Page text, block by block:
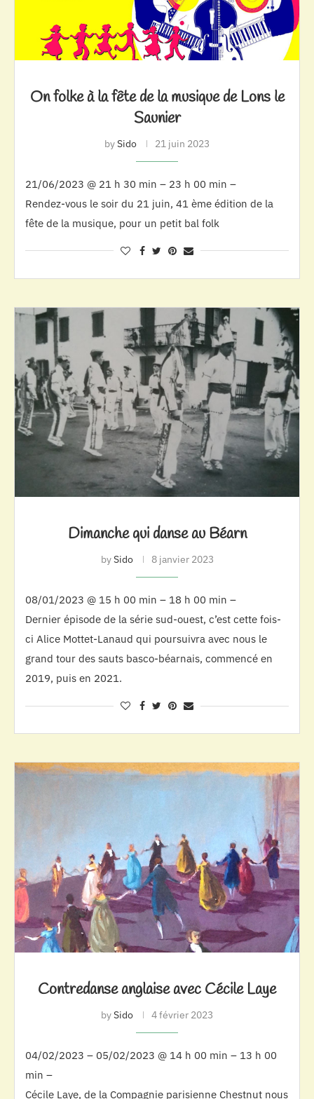
On folke à la fête de la musique de Lons le
Saunier
bySido 21 juin 2023
21/06/2023 @ 21 h 30 min – 23 h 00 min –
Rendez-vous le soir du 21 juin, 41 ème édition de la
fête de la musique, pour un petit bal folk
Dimanche qui danse au Béarn
bySido 8 janvier 2023
08/01/2023 @ 15 h 00 min – 18 h 00 min –
Dernier épisode de la série sud-ouest, c’est cette fois-
ci Alice Mottet-Lanaud qui poursuivra avec nous le
grand tour des sauts basco-béarnais, commencé en
2019, puis en 2021.
Contredanse anglaise avec Cécile Laye
bySido 4 février 2023
04/02/2023 – 05/02/2023 @ 14 h 00 min – 13 h 00
min –
Cécile Laye, de la Compagnie parisienne Chestnut nous